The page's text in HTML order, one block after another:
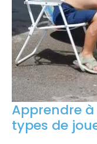
Apprendre
types de